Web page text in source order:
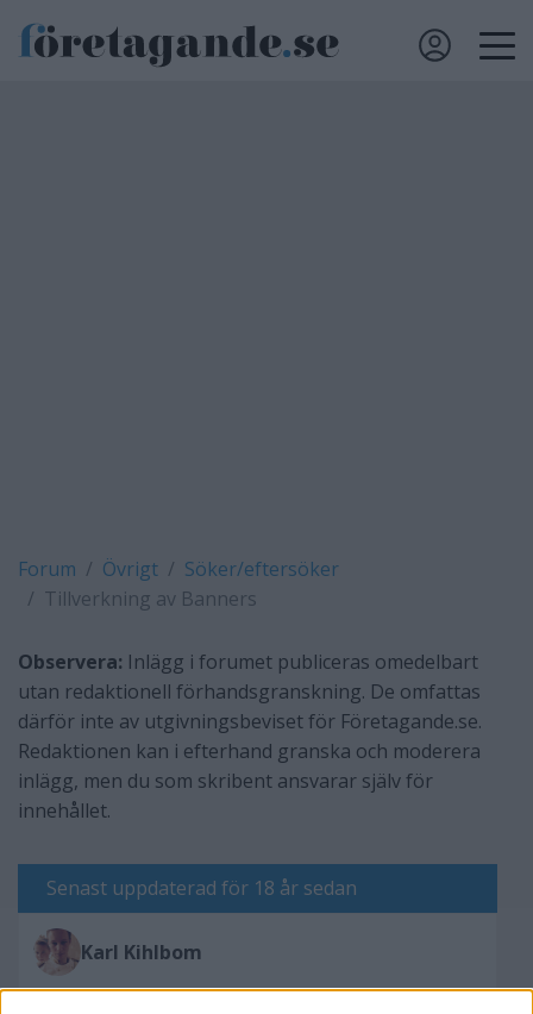
Forum Övrigt
Söker/eftersöker
Tillverkning av Banners
Observera: Inlägg i forumet publiceras omedelbart
utan redaktionell förhandsgranskning. De omfattas
därför inte av utgivningsbeviset för Företagande.se.
Redaktionen kan i efterhand granska och moderera
inlägg, men du som skribent ansvarar själv för
innehållet.
Senast uppdaterad för 18 år sedan
Karl Kihlbom